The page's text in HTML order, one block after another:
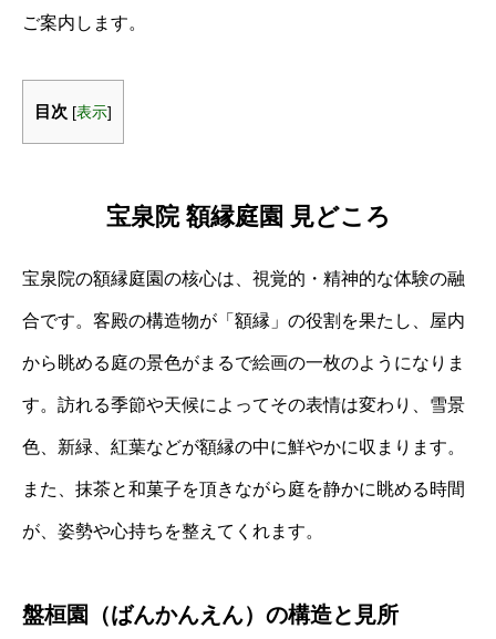
ご案内します。
目次 [表示]
宝泉院 額縁庭園 見どころ
宝泉院の額縁庭園の核心は、視覚的・精神的な体験の融
合です。客殿の構造物が「額縁」の役割を果たし、屋内
から眺める庭の景色がまるで絵画の一枚のようになりま
す。訪れる季節や天候によってその表情は変わり、雪景
色、新緑、紅葉などが額縁の中に鮮やかに収まります。
また、抹茶と和菓子を頂きながら庭を静かに眺める時間
が、姿勢や心持ちを整えてくれます。
盤桓園（ばんかんえん）の構造と見所